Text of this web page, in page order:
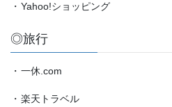
・ Yahoo!ショッピング
◎旅行
・ 一休.com
・ 楽天トラベル